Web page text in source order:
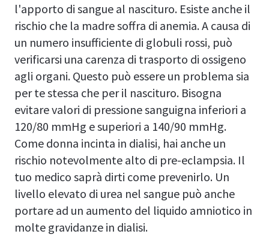
l'apporto di sangue al nascituro. Esiste anche il
rischio che la madre soffra di anemia. A causa di
un numero insufficiente di globuli rossi, può
verificarsi una carenza di trasporto di ossigeno
agli organi. Questo può essere un problema sia
per te stessa che per il nascituro. Bisogna
evitare valori di pressione sanguigna inferiori a
120/80 mmHg e superiori a 140/90 mmHg.
Come donna incinta in dialisi, hai anche un
rischio notevolmente alto di pre-eclampsia. Il
tuo medico saprà dirti come prevenirlo. Un
livello elevato di urea nel sangue può anche
portare ad un aumento del liquido amniotico in
molte gravidanze in dialisi.